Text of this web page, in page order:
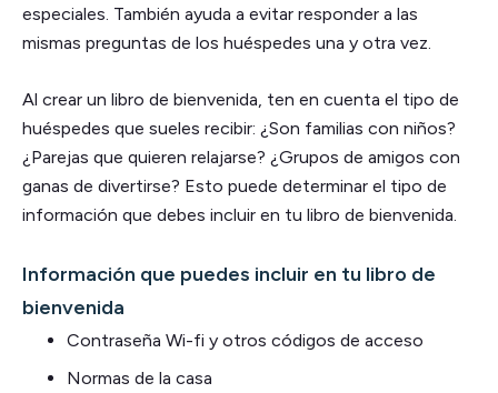
especiales. También ayuda a evitar responder a las
mismas preguntas de los huéspedes una y otra vez.
Al crear un libro de bienvenida, ten en cuenta el tipo de
huéspedes que sueles recibir: ¿Son familias con niños?
¿Parejas que quieren relajarse? ¿Grupos de amigos con
ganas de divertirse? Esto puede determinar el tipo de
información que debes incluir en tu libro de bienvenida.
Información que puedes incluir en tu libro de
bienvenida
Contraseña Wi-fi y otros códigos de acceso
Normas de la casa